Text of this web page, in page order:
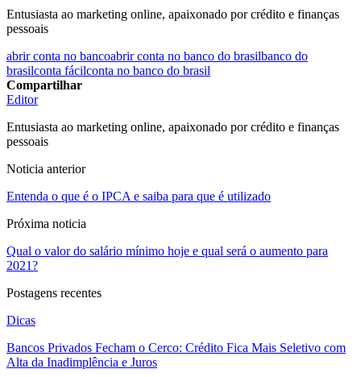
Entusiasta ao marketing online, apaixonado por crédito e finanças
pessoais
abrir conta no bancoabrir conta no banco do brasilbanco do
brasilconta fácilconta no banco do brasil
Compartilhar
Editor
Entusiasta ao marketing online, apaixonado por crédito e finanças
pessoais
Noticia anterior
Entenda o que é o IPCA e saiba para que é utilizado
Próxima noticia
Qual o valor do salário mínimo hoje e qual será o aumento para
2021?
Postagens recentes
Dicas
Bancos Privados Fecham o Cerco: Crédito Fica Mais Seletivo com
Alta da Inadimplência e Juros